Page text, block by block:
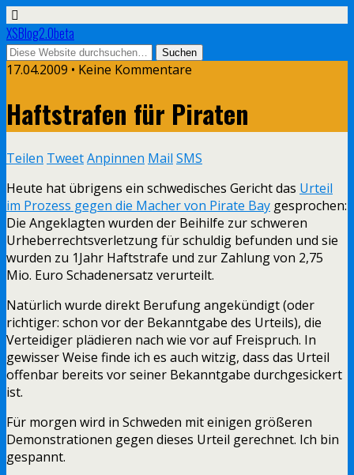
XSBlog2.0beta
17.04.2009 • Keine Kommentare
Haftstrafen für Piraten
Teilen TweetAnpinnen Mail SMS
Heute hat übrigens ein schwedisches Gericht das Urteil
im Prozess gegen die Macher von Pirate Bay gesprochen:
Die Angeklagten wurden der Beihilfe zur schweren
Urheberrechtsverletzung für schuldig befunden und sie
wurden zu 1Jahr Haftstrafe und zur Zahlung von 2,75
Mio. Euro Schadenersatz verurteilt.
Natürlich wurde direkt Berufung angekündigt (oder
richtiger: schon vor der Bekanntgabe des Urteils), die
Verteidiger plädieren nach wie vor auf Freispruch. In
gewisser Weise finde ich es auch witzig, dass das Urteil
offenbar bereits vor seiner Bekanntgabe durchgesickert
ist.
Für morgen wird in Schweden mit einigen größeren
Demonstrationen gegen dieses Urteil gerechnet. Ich bin
gespannt.